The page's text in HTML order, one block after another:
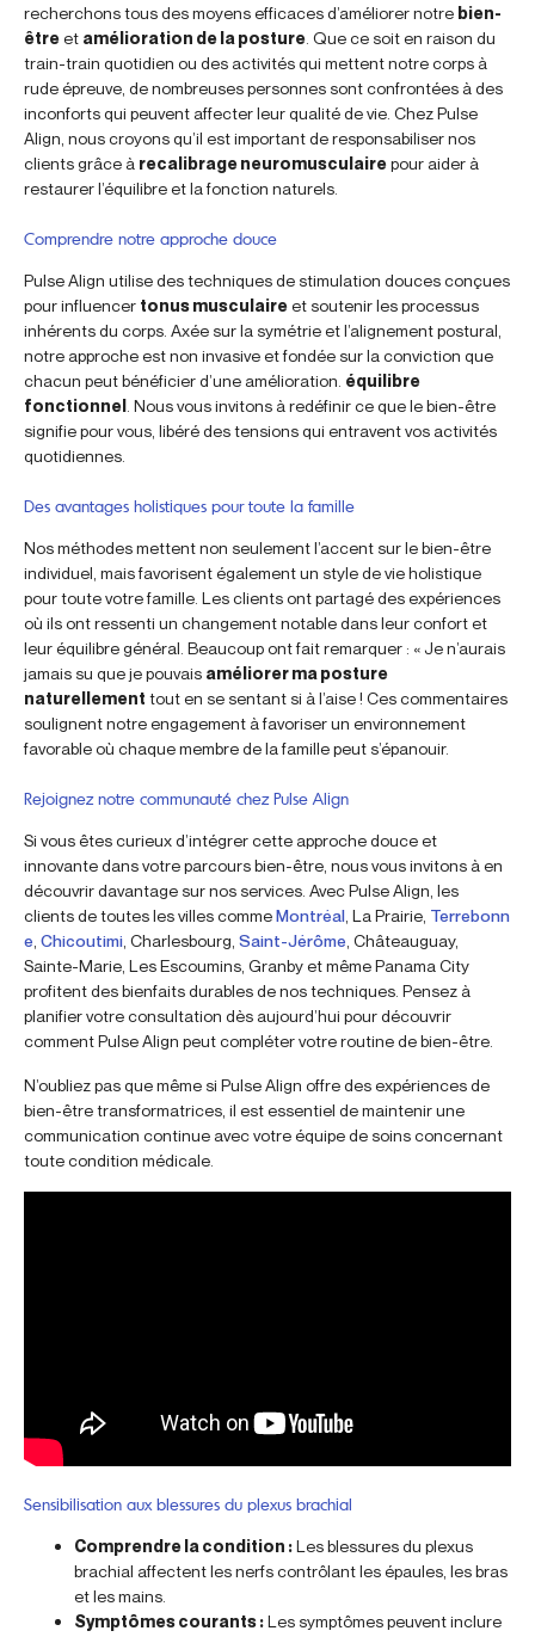
recherchons tous des moyens efficaces d’améliorer notre bien-
êtreet amélioration de la posture . Que ce soit en raison du
train-train quotidien ou des activités qui mettent notre corps à
rude épreuve, de nombreuses personnes sont confrontées à des
inconforts qui peuvent affecter leur qualité de vie. Chez Pulse
Align, nous croyons qu’il est important de responsabiliser nos
clients grâce à recalibrage neuromusculairepour aider à
restaurer l’équilibre et la fonction naturels.
Comprendre notre approche douce
Pulse Align utilise des techniques de stimulation douces conçues
pour influencer tonus musculaireet soutenir les processus
inhérents du corps. Axée sur la symétrie et l’alignement postural,
notre approche est non invasive et fondée sur la conviction que
chacun peut bénéficier d’une amélioration. équilibre
fonctionnel . Nous vous invitons à redéfinir ce que le bien-être
signifie pour vous, libéré des tensions qui entravent vos activités
quotidiennes.
Des avantages holistiques pour toute la famille
Nos méthodes mettent non seulement l’accent sur le bien-être
individuel, mais favorisent également un style de vie holistique
pour toute votre famille. Les clients ont partagé des expériences
où ils ont ressenti un changement notable dans leur confort et
leur équilibre général. Beaucoup ont fait remarquer : « Je n’aurais
jamais su que je pouvais améliorer ma posture
naturellement tout en se sentant si à l’aise ! Ces commentaires
soulignent notre engagement à favoriser un environnement
favorable où chaque membre de la famille peut s’épanouir.
Rejoignez notre communauté chez Pulse Align
Si vous êtes curieux d’intégrer cette approche douce et
innovante dans votre parcours bien-être, nous vous invitons à en
découvrir davantage sur nos services. Avec Pulse Align, les
clients de toutes les villes commeMontréal, La Prairie, Terrebonn
e, Chicoutimi, Charlesbourg, Saint-Jérôme, Châteauguay,
Sainte-Marie, Les Escoumins, Granby et même Panama City
profitent des bienfaits durables de nos techniques. Pensez à
planifier votre consultation dès aujourd’hui pour découvrir
comment Pulse Align peut compléter votre routine de bien-être.
N’oubliez pas que même si Pulse Align offre des expériences de
bien-être transformatrices, il est essentiel de maintenir une
communication continue avec votre équipe de soins concernant
toute condition médicale.
Sensibilisation aux blessures du plexus brachial
Comprendre la condition :Les blessures du plexus
brachial affectent les nerfs contrôlant les épaules, les bras
et les mains.
Symptômes courants :Les symptômes peuvent inclure